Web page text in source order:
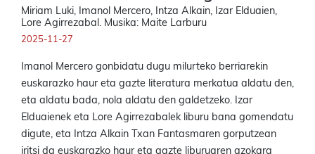
Miriam Luki, Imanol Mercero, Intza Alkain, Izar Elduaien,
Lore Agirrezabal. Musika: Maite Larburu
2025-11-27
Imanol Mercero gonbidatu dugu milurteko berriarekin
euskarazko haur eta gazte literatura merkatua aldatu den,
eta aldatu bada, nola aldatu den galdetzeko. Izar
Elduaienek eta Lore Agirrezabalek liburu bana gomendatu
digute, eta Intza Alkain Txan Fantasmaren gorputzean
iritsi da euskarazko haur eta gazte liburuaren azokara